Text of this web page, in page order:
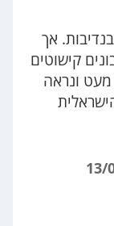
בנדיבות. אך
קישוטים
מעט ונראה